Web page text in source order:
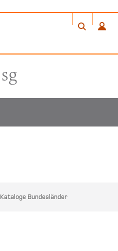
ÖFFNET
FENSTER
Kataloge Bundesländer